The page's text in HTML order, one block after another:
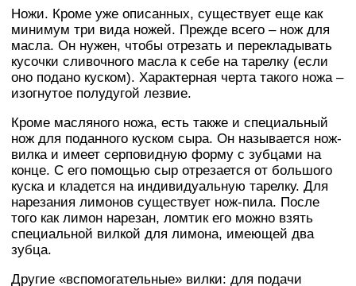
Ножи. Кроме уже описанных, существует еще как
минимум три вида ножей. Прежде всего – нож для
масла. Он нужен, чтобы отрезать и перекладывать
кусочки сливочного масла к себе на тарелку (если
оно подано куском). Характерная черта такого ножа –
изогнутое полудугой лезвие.
Кроме масляного ножа, есть также и специальный
нож для поданного куском сыра. Он называется нож-
вилка и имеет серповидную форму с зубцами на
конце. С его помощью сыр отрезается от большого
куска и кладется на индивидуальную тарелку. Для
нарезания лимонов существует нож-пила. После
того как лимон нарезан, ломтик его можно взять
специальной вилкой для лимона, имеющей два
зубца.
Другие «вспомогательные» вилки: для подачи